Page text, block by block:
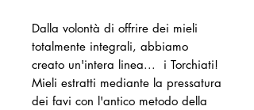
Dalla volontà di offrire dei mieli
totalmente integrali, abbiamo
creato un'intera linea... i Torchiati!
Mieli estratti mediante la pressatura
dei favi con l'antico metodo della